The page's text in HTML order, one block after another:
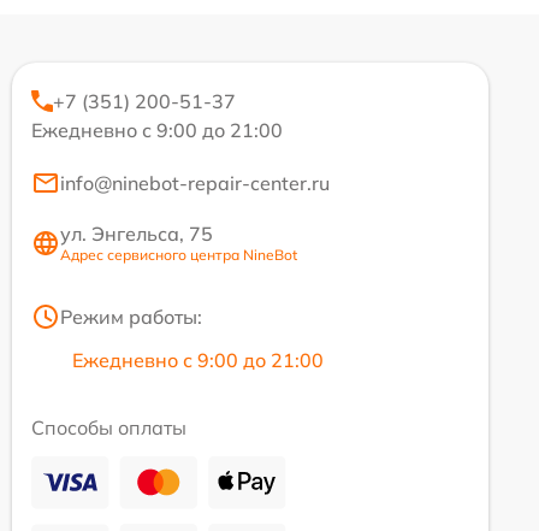
+7 (351) 200-51-37
Ежедневно с 9:00 до 21:00
info@ninebot-repair-center.ru
ул. Энгельса, 75
Адрес сервисного центра NineBot
Режим работы:
Ежедневно с 9:00 до 21:00
Способы оплаты